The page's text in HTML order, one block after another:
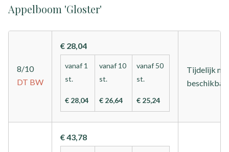
Appelboom 'Gloster'
8/10
DT BW
€ 28,04
vanaf 1
st.
€ 28,04
vanaf 10
st.
€ 26,64
vanaf 50
st.
€ 25,24
Tijdelijk
€ 43,78